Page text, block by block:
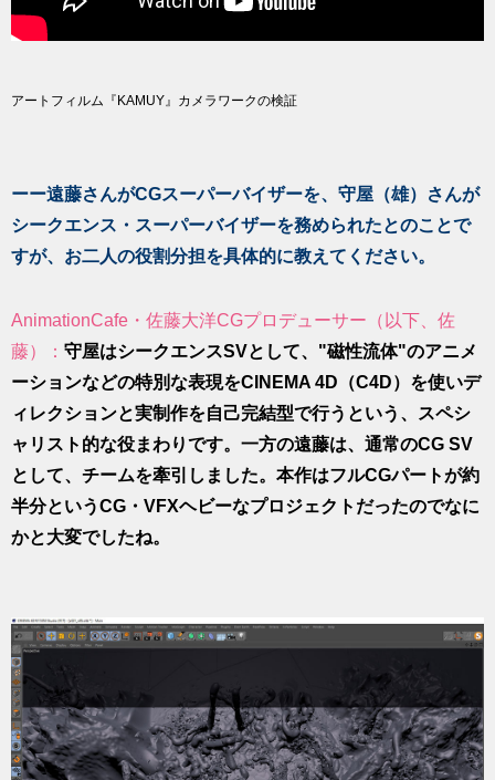
アートフィルム『KAMUY』カメラワークの検証
ーー遠藤さんがCGスーパーバイザーを、守屋（雄）さんが
シークエンス・スーパーバイザーを務められたとのことで
すが、お二人の役割分担を具体的に教えてください。
AnimationCafe・佐藤大洋CGプロデューサー（以下、佐
藤）： 守屋はシークエンスSVとして、"磁性流体"のアニメ
ーションなどの特別な表現をCINEMA 4D（C4D）を使いデ
ィレクションと実制作を自己完結型で行うという、スペシ
ャリスト的な役まわりです。一方の遠藤は、通常のCG SV
として、チームを牽引しました。本作はフルCGパートが約
半分というCG・VFXヘビーなプロジェクトだったのでなに
かと大変でしたね。